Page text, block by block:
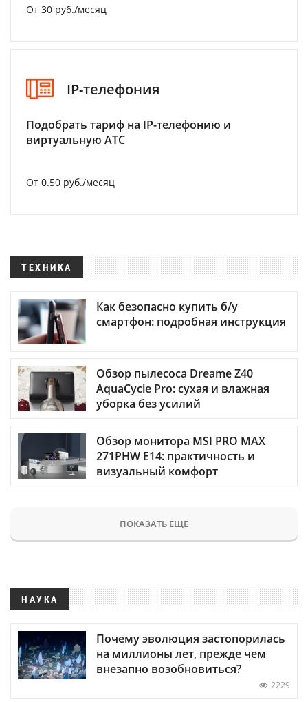
От 30 руб./месяц
IP-телефония
Подобрать тариф на IP-телефонию и
виртуальную АТС
От 0.50 руб./месяц
ТЕХНИКА
Как безопасно купить б/у
смартфон: подробная инструкция
Обзор пылесоса Dreame Z40
AquaCycle Pro: сухая и влажная
уборка без усилий
Обзор монитора MSI PRO MAX
271PHW E14: практичность и
визуальный комфорт
ПОКАЗАТЬ ЕЩЕ
НАУКА
Почему эволюция застопорилась
на миллионы лет, прежде чем
внезапно возобновиться?
2229